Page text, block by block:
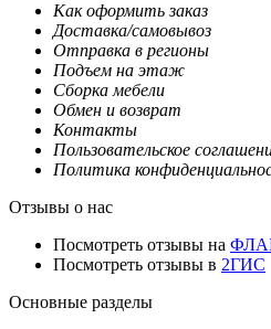
Как оформить заказ
Доставка/самовывоз
Отправка в регионы
Подъем на этаж
Сборка мебели
Обмен и возврат
Контакты
Пользовательское
Политика
Отзывы о нас
Посмотреть отзывы на
Посмотреть отзывы в 2ГИС
Основные разделы